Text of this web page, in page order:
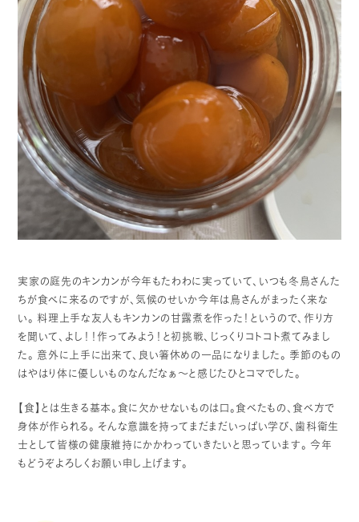
実家の庭先のキンカンが今年もたわわに実っていて、いつも冬鳥さんた
ちが食べに来るのですが、気候のせいか今年は鳥さんがまったく来な
い。 料理上手な友人もキンカンの甘露煮を作った！というので、作り方
を聞いて、よし！！作ってみよう！と初挑戦、じっくりコトコト煮てみまし
た。 意外に上手に出来て、良い箸休めの一品になりました。 季節のもの
はやはり体に優しいものなんだなぁ～と感じたひとコマでした。
【食】とは生きる基本。食に欠かせないものは口。食べたもの、食べ方で
身体が作られる。 そんな意識を持ってまだまだいっぱい学び、歯科衛生
士として皆様の健康維持にかかわっていきたいと思っています。 今年
もどうぞよろしくお願い申し上げます。